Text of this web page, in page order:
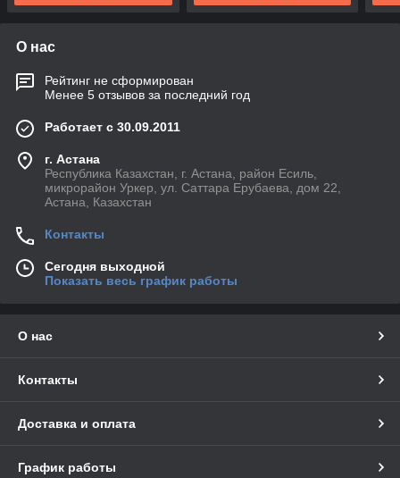
О нас
Рейтинг не сформирован
Менее 5 отзывов за последний год
Работает с 30.09.2011
г. Астана
Республика Казахстан, г. Астана, район Есиль,
микрорайон Уркер, ул. Саттара Ерубаева, дом 22,
Астана, Казахстан
Контакты
Сегодня выходной
Показать весь график работы
О нас
Контакты
Доставка и оплата
График работы